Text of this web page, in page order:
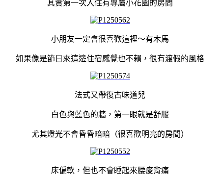
其實第一次入住有專屬小花園的房間
小朋友一定會很喜歡這裡～有木馬
如果像是節日來這邊住宿感覺也不賴，很有渡假的風格
法式又帶復古味道兒
白色與藍色的牆，第一眼就是舒服
尤其燈光不會昏昏暗暗（很喜歡明亮的房間）
床偏軟，但也不會睡起來腰痠背痛